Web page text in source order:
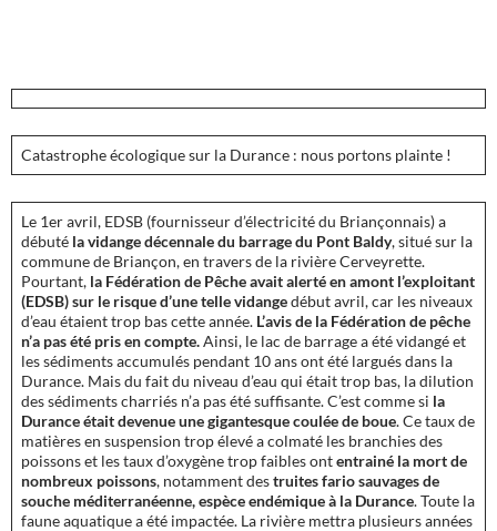
Catastrophe écologique sur la Durance : nous portons plainte !
Le 1er avril, EDSB (fournisseur d’électricité du Briançonnais) a
débuté la vidange décennale du barrage du Pont Baldy, situé sur la
commune de Briançon, en travers de la rivière Cerveyrette.
Pourtant, la Fédération de Pêche avait alerté en amont l’exploitant
(EDSB) sur le risque d’une telle vidangedébut avril, car les niveaux
d’eau étaient trop bas cette année. L’avis de la Fédération de pêche
n’a pas été pris en compte.Ainsi, le lac de barrage a été vidangé et
les sédiments accumulés pendant 10 ans ont été largués dans la
Durance. Mais du fait du niveau d’eau qui était trop bas, la dilution
des sédiments charriés n’a pas été suffisante. C’est comme si la
Durance était devenue une gigantesque coulée de boue. Ce taux de
matières en suspension trop élevé a colmaté les branchies des
poissons et les taux d’oxygène trop faibles ontentrainé la mort de
nombreux poissons, notamment destruites fario sauvages de
souche méditerranéenne, espèce endémique à la Durance. Toute la
faune aquatique a été impactée. La rivière mettra plusieurs années